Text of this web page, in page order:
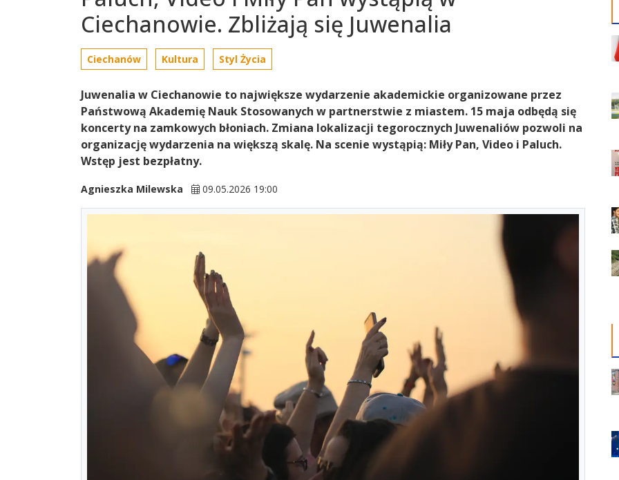
Ciechanowie. Zbliżają się Juwenalia
Ciechanów Kultura Styl Życia
Juwenalia w Ciechanowie to największe wydarzenie akademickie organizowane przez
Państwową Akademię Nauk Stosowanych w partnerstwie z miastem. 15 maja odbędą się
koncerty na zamkowych błoniach. Zmiana lokalizacji tegorocznych Juwenaliów pozwoli na
organizację wydarzenia na większą skalę. Na scenie wystąpią: Miły Pan, Video i Paluch.
Wstęp jest bezpłatny.
Agnieszka Milewska 09.05.2026 19:00